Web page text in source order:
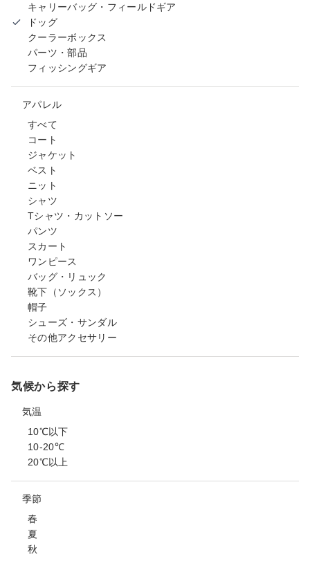
キャリーバッグ・フィールドギア
ドッグ
クーラーボックス
パーツ・部品
フィッシングギア
アパレル
すべて
コート
ジャケット
ベスト
ニット
シャツ
Tシャツ・カットソー
パンツ
スカート
ワンピース
バッグ・リュック
靴下（ソックス）
帽子
シューズ・サンダル
その他アクセサリー
気候から探す
気温
10℃以下
10-20℃
20℃以上
季節
春
夏
秋